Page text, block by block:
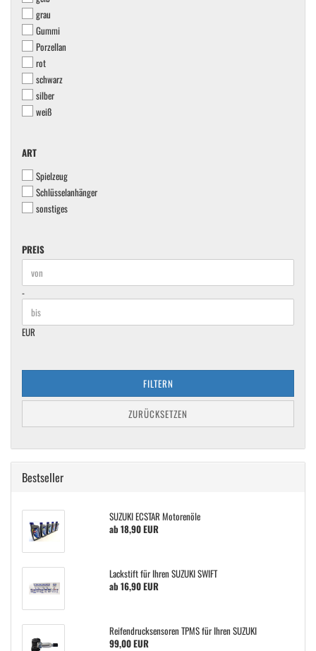
grau
Gummi
Porzellan
rot
schwarz
silber
weiß
ART
ART
Spielzeug
Schlüsselanhänger
sonstiges
PREIS
PREIS
Preis bis
-
EUR
FILTERN
ZURÜCKSETZEN
Bestseller
SUZUKI ECSTAR Motorenöle
ab 18,90 EUR
Lackstift für Ihren SUZUKI SWIFT
ab 16,90 EUR
Reifendrucksensoren TPMS für Ihren SUZUKI
99,00 EUR